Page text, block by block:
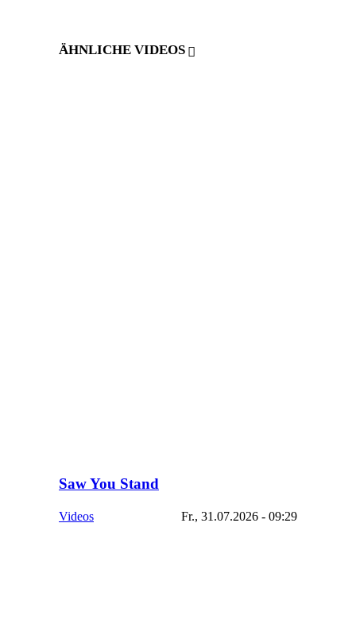
ÄHNLICHE VIDEOS
Saw You Stand
Videos Fr., 31.07.2026 - 09:29